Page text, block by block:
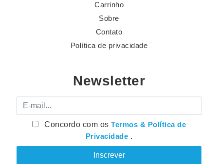
Carrinho
Sobre
Contato
Política de privacidade
Newsletter
E-mail
Concordo com osTermos & Política de
Privacidade .